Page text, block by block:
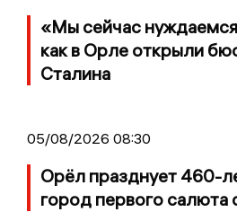
«Мы сейчас
как в Орле открыли
Сталина
05/08/2026 08:30
Орёл празднует 460-
город первого салюта